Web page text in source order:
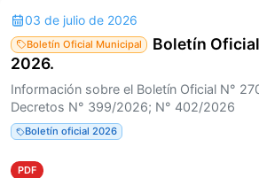
03 de julio de 2026
Boletín Oficial Municipal
Boletín
2026.
Información sobre el Boletín Oficial N°
Decretos N° 399/2026; N° 402/2026
Boletín oficial 2026
PDF